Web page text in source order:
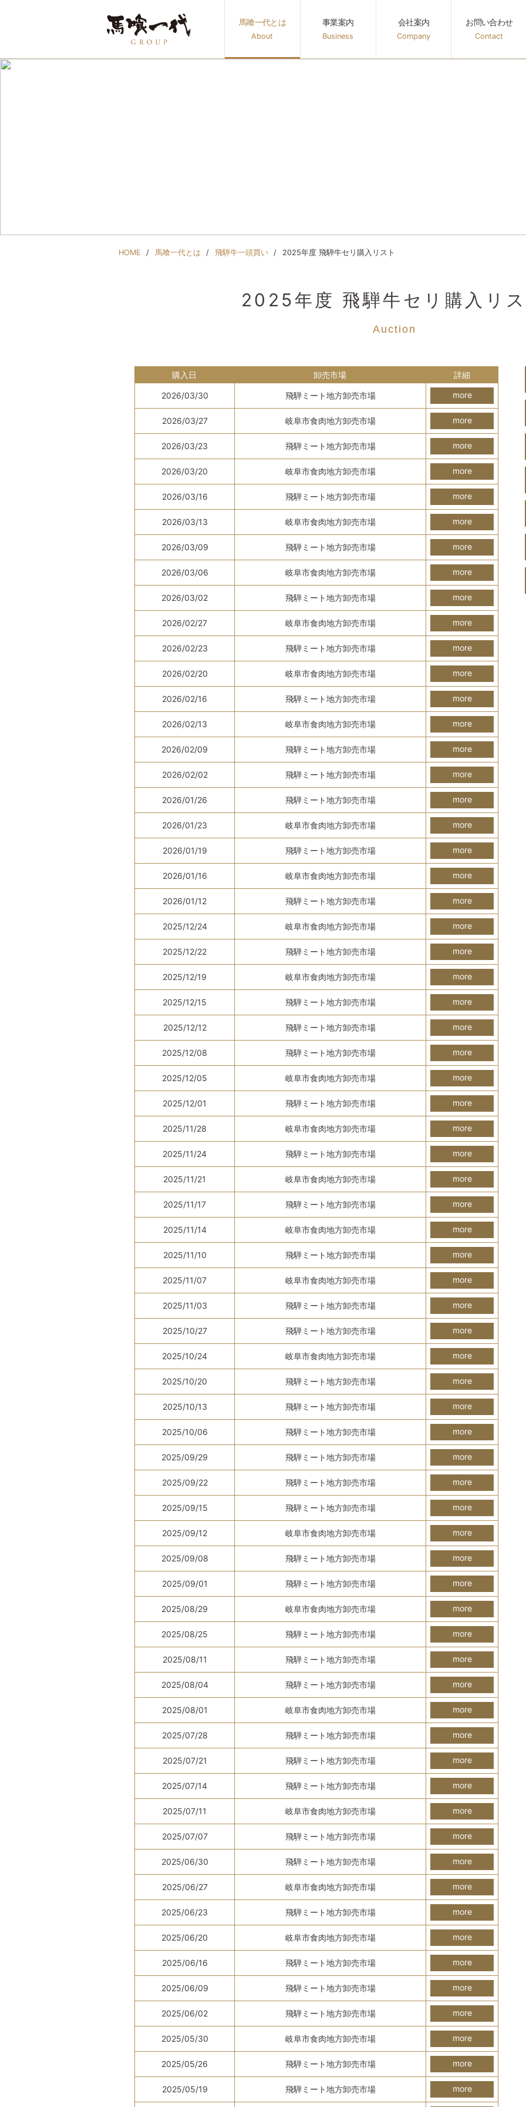
馬喰一代とは
About
事業案内
Business
会社案内
Company
お問い合わせ
Contact
HOME 馬喰一代とは 飛騨牛一頭買い 2025年度 飛騨牛セリ購入リスト
2025年度 飛騨牛セリ購入リス
Auction
購入日 卸売市場 詳細
2026/03/30 飛騨ミート地方卸売市場 more
2026/03/27 岐阜市食肉地方卸売市場 more
2026/03/23 飛騨ミート地方卸売市場 more
2026/03/20 岐阜市食肉地方卸売市場 more
2026/03/16 飛騨ミート地方卸売市場 more
2026/03/13 岐阜市食肉地方卸売市場 more
2026/03/09 飛騨ミート地方卸売市場 more
2026/03/06 岐阜市食肉地方卸売市場 more
2026/03/02 飛騨ミート地方卸売市場 more
2026/02/27 岐阜市食肉地方卸売市場 more
2026/02/23 飛騨ミート地方卸売市場 more
2026/02/20 岐阜市食肉地方卸売市場 more
2026/02/16 飛騨ミート地方卸売市場 more
2026/02/13 岐阜市食肉地方卸売市場 more
2026/02/09 飛騨ミート地方卸売市場 more
2026/02/02 飛騨ミート地方卸売市場 more
2026/01/26 飛騨ミート地方卸売市場 more
2026/01/23 岐阜市食肉地方卸売市場 more
2026/01/19 飛騨ミート地方卸売市場 more
2026/01/16 岐阜市食肉地方卸売市場 more
2026/01/12 飛騨ミート地方卸売市場 more
2025/12/24 岐阜市食肉地方卸売市場 more
2025/12/22 飛騨ミート地方卸売市場 more
2025/12/19 岐阜市食肉地方卸売市場 more
2025/12/15 飛騨ミート地方卸売市場 more
2025/12/12 飛騨ミート地方卸売市場 more
2025/12/08 飛騨ミート地方卸売市場 more
2025/12/05 岐阜市食肉地方卸売市場 more
2025/12/01 飛騨ミート地方卸売市場 more
2025/11/28 岐阜市食肉地方卸売市場 more
2025/11/24 飛騨ミート地方卸売市場 more
2025/11/21 岐阜市食肉地方卸売市場 more
2025/11/17 飛騨ミート地方卸売市場 more
2025/11/14 岐阜市食肉地方卸売市場 more
2025/11/10 飛騨ミート地方卸売市場 more
2025/11/07 岐阜市食肉地方卸売市場 more
2025/11/03 飛騨ミート地方卸売市場 more
2025/10/27 飛騨ミート地方卸売市場 more
2025/10/24 岐阜市食肉地方卸売市場 more
2025/10/20 飛騨ミート地方卸売市場 more
2025/10/13 飛騨ミート地方卸売市場 more
2025/10/06 飛騨ミート地方卸売市場 more
2025/09/29 飛騨ミート地方卸売市場 more
2025/09/22 飛騨ミート地方卸売市場 more
2025/09/15 飛騨ミート地方卸売市場 more
2025/09/12 岐阜市食肉地方卸売市場 more
2025/09/08 飛騨ミート地方卸売市場 more
2025/09/01 飛騨ミート地方卸売市場 more
2025/08/29 岐阜市食肉地方卸売市場 more
2025/08/25 飛騨ミート地方卸売市場 more
2025/08/11 飛騨ミート地方卸売市場 more
2025/08/04 飛騨ミート地方卸売市場 more
2025/08/01 岐阜市食肉地方卸売市場 more
2025/07/28 飛騨ミート地方卸売市場 more
2025/07/21 飛騨ミート地方卸売市場 more
2025/07/14 飛騨ミート地方卸売市場 more
2025/07/11 岐阜市食肉地方卸売市場 more
2025/07/07 飛騨ミート地方卸売市場 more
2025/06/30 飛騨ミート地方卸売市場 more
2025/06/27 岐阜市食肉地方卸売市場 more
2025/06/23 飛騨ミート地方卸売市場 more
2025/06/20 岐阜市食肉地方卸売市場 more
2025/06/16 飛騨ミート地方卸売市場 more
2025/06/09 飛騨ミート地方卸売市場 more
2025/06/02 飛騨ミート地方卸売市場 more
2025/05/30 岐阜市食肉地方卸売市場 more
2025/05/26 飛騨ミート地方卸売市場 more
2025/05/19 飛騨ミート地方卸売市場 more